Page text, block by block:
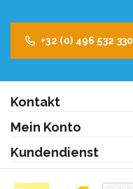
+32 (0) 496 532 330
Kontakt
Mein Konto
Kundendienst